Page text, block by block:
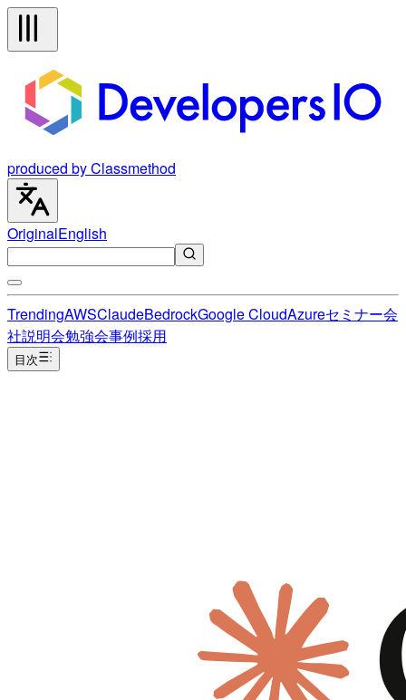
produced by Classmethod
OriginalEnglish
TrendingAWSClaudeBedrockGoogle CloudAzureセミナー会
社説明会勉強会事例採用
目次